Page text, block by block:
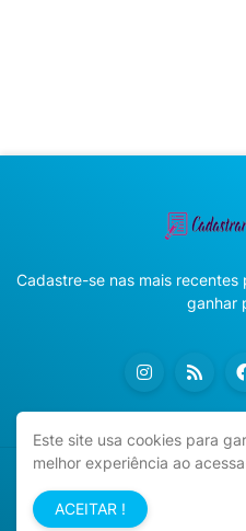
Cadastre-se nas mais
ganhar
Início
Este site usa cookies para
melhor experiência ao
ACEITAR !